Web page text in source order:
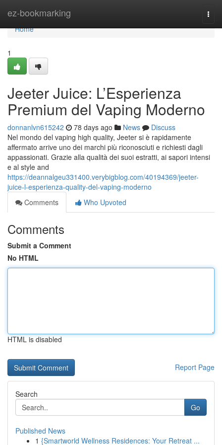
ez-bookmarking
Home
Home
1
Jeeter Juice: L’Esperienza
Premium del Vaping Moderno
donnanlvn615242 78 days ago News
Discuss
Nel mondo del vaping high quality, Jeeter si è rapidamente
affermato arrive uno dei marchi più riconosciuti e richiesti dagli
appassionati. Grazie alla qualità dei suoi estratti, ai sapori intensi
e al style and
https://deannalgeu331400.verybigblog.com/40194369/jeeter-
juice-l-esperienza-quality-del-vaping-moderno
Comments
Who Upvoted
Comments
Submit a Comment
No HTML
HTML is disabled
Report Page
Search
Go
Published News
1 {Smartworld Wellness Residences: Your Retreat ...